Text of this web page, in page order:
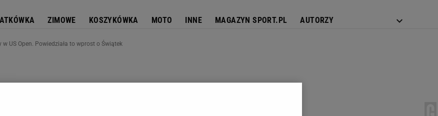
ZIMOWE KOSZYKÓWKA MOTO INNE MAGAZYN SPORT.PL AUTORZY
US Open. Powiedziała to wprost o Świątek